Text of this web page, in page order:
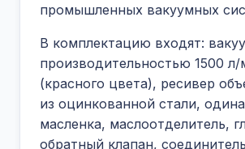
промышленных вакуумных
В комплектацию входят:
производительностью 1500
(красного цвета), ресивер
из оцинкованной стали,
масленка, маслоотделитель,
обратный клапан,